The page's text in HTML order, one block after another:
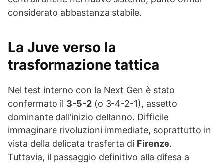
considerato abbastanza stabile.
La Juve verso la
trasformazione tattica
Nel test interno con la Next Gen è stato
confermato il 3-5-2 (o 3-4-2-1), assetto
dominante dall’inizio dell’anno. Difficile
immaginare rivoluzioni immediate, soprattutto in
vista della delicata trasferta di Firenze.
Tuttavia, il passaggio definitivo alla difesa a